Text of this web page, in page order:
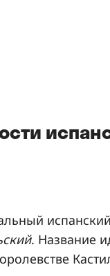
. Название